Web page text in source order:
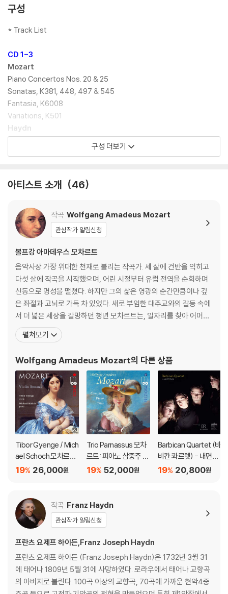
구성
* Track List
CD 1-3
Mozart
Piano Concertos Nos. 20 & 25
Sonatas, K381, 448, 497 & 545
Fantasia, K6008
Variations, K501
Haydn
Piano Trio, Hob.XV:25
Violin Sonata No. 8
Variations, Woo46
Piano Concerto No. 1
Piano Quartet No. 3
Paino Trio “Ghost”
Triple Concerto
Cello Sonata No. 2
Choral Fantasy
CD 6
Violin Sonata, Bwv 1017
Variations, D 813
Mendelssohn
A Midsummer Night’S Dream(Excerpts)
Piano Trio No. 1
CD 7
Chopin
Piano Concerto No. 1
Introduction & Polonaise
Liszt
CD 8-11
Schumann
Kinderszenen
Fantasiestucke, Opp. 88 & 73
Violin Sonatas Nos. 1 & 2
Piano Concerto
구성 더보기
아티스트 소개 46
작곡 Wolfgang Amadeus Mozart
관심작가 알림신청
볼프강 아마데우스 모차르트
음악사상 가장 위대한 천재로 불리는 작곡가. 세 살에 건반을 익히고
다섯 살에 작곡을 시작했으며, 어린 시절부터 유럽 전역을 순회하며
신동으로 명성을 떨쳤다. 하지만 그의 삶은 영광의 순간만큼이나 깊
은 좌절과 고뇌로 가득 차 있었다. 새로 부임한 대주교와의 갈등 속에
서 더 넓은 세상을 갈망하던 청년 모차르트는, 일자리를 찾아 어머니
와 함께 만하임과 파리로 긴 여행을 떠난다. 그러나 그를 기다리고 있
던 것은 첫사랑의 배신과, 낯선 도시 파리에서 마주한 어머니의 비극
의 순간, 모차르트는 자신의 가장 가까운 친구
펼쳐보기
Wolfgang Amadeus Mozart의 다른 상품
Tibor Gyenge / Mich
ael Schoch 모차르트:
바이올린 소나타집 (M
26,000원
19%
Trio Parnassus 모차
르트: 피아노 삼중주 전
곡 (Mozart: Comple
52,000원
19%
Barbican Quartet (바
비칸 콰르텟) - 내면의
빛 (Lux Intus)
20,800원
19%
작곡 Franz Haydn
관심작가 알림신청
프란츠 요제프 하이든,Franz Joseph Haydn
프란츠 요제프 하이든 (Franz Joseph Haydn)은 1732년 3월 31
에 태어나 1809년 5월 31에 사망하였다. 로라우에서 태어나 교향곡
의 아버지로 불린다. 100곡 이상의 교향곡, 70곡에 가까운 현악4중